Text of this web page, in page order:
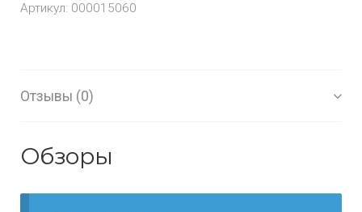
Артикул: 000015060
Отзывы (0)
Обзоры